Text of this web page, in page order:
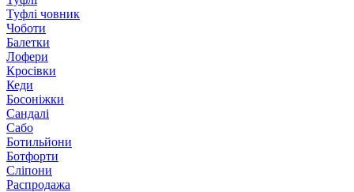
Туфлі човник
Чоботи
Балетки
Лофери
Кросівки
Кеди
Босоніжки
Сандалі
Сабо
Ботильйони
Ботфорти
Сліпони
Распродажа